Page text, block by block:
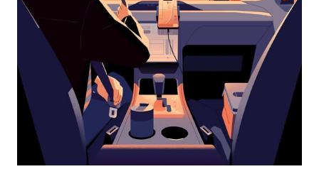
作
し、
を
選
択
す。